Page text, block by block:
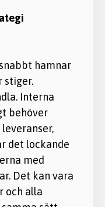
hamnar
stiger.
Interna
behöver
det lockande
med
Det kan vara
och alla